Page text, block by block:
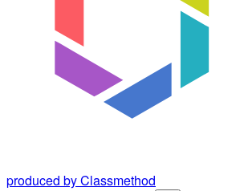
produced by Classmethod